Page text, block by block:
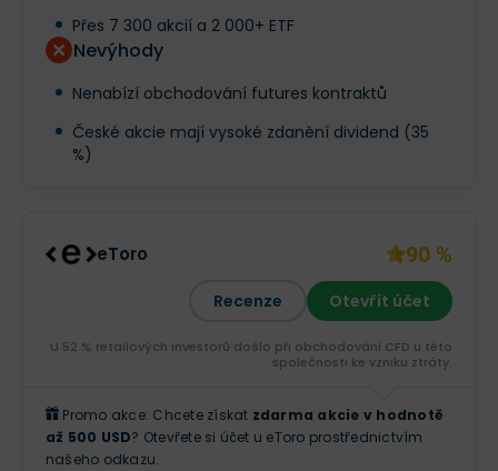
Přes 7 300 akcií a 2 000+ ETF
Nevýhody
Nenabízí obchodování futures kontraktů
České akcie mají vysoké zdanění dividend (35
%)
eToro 90 %
Recenze Otevřít účet
U 52 % retailových investorů došlo při obchodování CFD u této
společnosti ke vzniku ztráty.
Promo akce: Chcete získat zdarma akcie v hodnotě
až 500 USD? Otevřete si účet u eToro prostřednictvím
našeho odkazu.